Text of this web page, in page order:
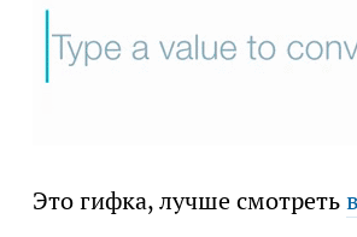
Это гифка, лучше смотреть